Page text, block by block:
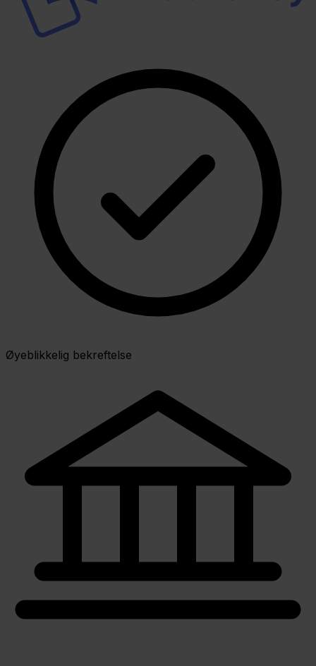
Øyeblikkelig bekreftelse